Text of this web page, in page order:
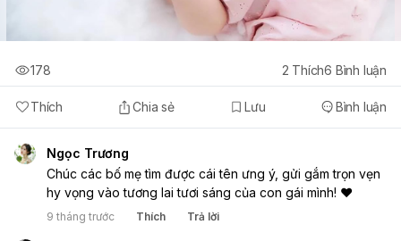
Thích Chia sẻ Lưu Bình luận
178 2 Thích6 Bình luận
Ngọc Trương
Chúc các bố mẹ tìm được cái tên ưng ý, gửi gắm trọn vẹn
hy vọng vào tương lai tươi sáng của con gái mình! ❤️
9 tháng trước Thích Trả lời